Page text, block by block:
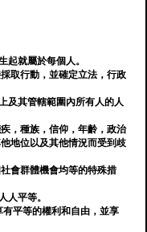
起就屬於每個人。
取行動，並確定立法，行政
及其管轄範圍內所有人的人
，種族，信仰，年齡，政治
地位以及其他情況而受到歧
會群體機會均等的特殊措
人平等。
平等的權利和自由，並享